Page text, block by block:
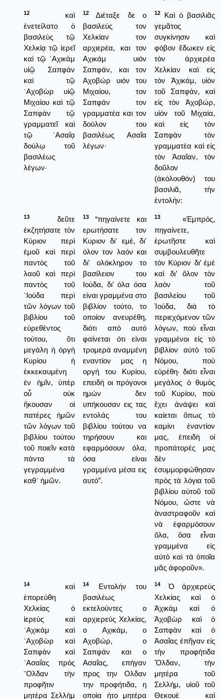
12
καὶ
ἐνετείλατο ὁ
βασιλεὺς τῷ
Χελκίᾳ τῷ ἱερεῖ
καὶ τῷ ᾿Αχικὰμ
υἱῷ Σαπφὰν
καὶ τῷ
᾿Αχοβὼρ υἱῷ
Μιχαίου καὶ τῷ
Σαπφὰν τῷ
γραμματεῖ καὶ
τῷ ᾿Ασαΐᾳ
δούλῳ τοῦ
βασιλέως
λέγων·
12
Διέταξε δε ο
βασιλεύς τον
Χελκίαν τον
αρχιερέα, και τον
Αχικάμ υιόν
Σαπφάν, και τον
Αχοβώρ υιόν του
Μιχαίου, τον
Σαπφάν τον
γραμματέα και τον
δούλον του
βασιλέως Ασαΐα
λέγων·
12
Καὶ ὁ βασιλιᾶς
γεμᾶτος
συγκίνησιν καὶ
φόβον ἔδωκεν εἰς
τὸν ἀρχιερέα
Χελκίαν καὶ εἰς
τὸν Ἀχικάμ, υἱὸν
τοῦ Σαπφάν, καὶ
εἰς τὸν Ἀχοβώρ,
υἱὸν τοῦ Μιχαία,
καὶ εἰς τὸν
Σαπφὰν τὸν
γραμματέα καὶ εἰς
τὸν Ἀσαΐαν, τὸν
δοῦλον
(ἀκόλουθόν) του
βασιλιᾶ, τὴν
ἐντολήν:
13
δεῦτε
ἐκζητήσατε τὸν
Κύριον περὶ
ἐμοῦ καὶ περὶ
παντὸς τοῦ
λαοῦ καὶ περὶ
παντὸς τοῦ
᾿Ιούδα περὶ
τῶν λόγων τοῦ
βιβλίου τοῦ
εὑρεθέντος
τούτου, ὅτι
μεγάλη ἡ ὀργὴ
Κυρίου ἡ
ἐκκεκαυμένη
ἐν ἡμῖν, ὑπὲρ
οὗ οὐκ
ἤκουσαν οἱ
πατέρες ἡμῶν
τῶν λόγων τοῦ
βιβλίου τούτου
τοῦ ποιεῖν κατὰ
πάντα τὰ
γεγραμμένα
καθ᾿ ἡμῶν.
13
“πηγαίνετε και
ερωτήσατε τον
Κυριον δι' εμέ, δι'
όλον τον λαόν και
δι' ολόκληρον το
βασίλειον του
Ιούδα, δι' όλα όσα
είναι γραμμένα στο
βιβλίον τούτο, το
οποίον ανευρέθη,
διότι από αυτό
φαίνεται ότι είναι
τρομερά αναμμένη
εναντίον μας η
οργή του Κυρίου,
επειδή οι πρόγονοι
ημών δεν
υπήκουσαν εις τας
εντολάς του
βιβλίου τούτου να
τηρήσουν και
εφαρμόσουν όλα,
όσα είναι
γραμμένα μέσα εις
αυτό”.
13
«Ἐμπρός,
πηγαίνετε,
ἐρωτῆστε καὶ
συμβουλευθῆτε
τὸν Κύριον δι’ ἐμὲ
καὶ δι’ ὅλον τὸν
λαὸν τοῦ
βασιλείου τοῦ
Ἰούδα, διὰ τὸ
περιεχόμενον τῶν
λόγων, ποὺ εἶναι
γραμμένοι εἰς τὸ
βιβλίον αὐτὸ τοῦ
Νόμου, ποὺ
εὑρέθη· διότι εἶναι
μεγάλος ὁ θυμὸς
τοῦ Κυρίου, ποὺ
ἔχει ἀνάψει καὶ
καίεται ὅπως τὸ
καμίνι ἐναντίον
μας, ἐπειδὴ οἱ
προπάτορές μας
δὲν
ἐσυμμορφώθησαν
πρὸς τὰ λόγια τοῦ
βιβλίου αὐτοῦ τοῦ
Νόμου, ὥστε νὰ
ἀναστραφοῦν καὶ
νὰ ἐφαρμόσουν
ὅλα, ὅσα εἶναι
γραμμένα εἰς
αὐτὸ καὶ τὰ ὁποῖα
μᾶς ἀφοροῦν».
14
καὶ
ἐπορεύθη
Χελκίας ὁ
ἱερεὺς καὶ
᾿Αχικὰμ καὶ
᾿Αχοβὼρ καὶ
Σαπφὰν καὶ
᾿Ασαΐας πρὸς
῎Ολδαν τὴν
προφῆτιν
μητέρα Σελλὴμ
14
Εντολήν του
βασιλέως
εκτελούντες ο
αρχιερεύς Χελκίας,
ο Αχικάμ, ο
Αχοβώρ, ο
Σαπφάν και ο
Ασαΐας, επήγαν
προς την Ολδαν
την προφήτιδα, η
οποία ήτο μητέρα
14
Ὁ ἀρχιερεὺς
Χελκίας καὶ ὁ
Ἀχικὰμ καὶ ὁ
Ἀχοβὼρ καὶ ὁ
Σαπφὰν καὶ ὁ
Ἀσαΐας ἐπῆγαν εἰς
τὴν προφήτιδα
Ὄλδαν, τὴν
μητέρα τοῦ
Σελλήμ, υἱοῦ τοῦ
Θεκουὲ καὶ